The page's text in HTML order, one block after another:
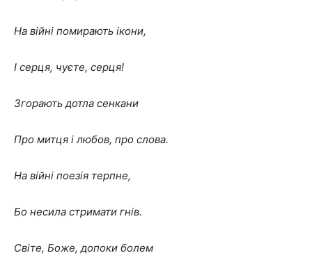
На війні помирають ікони,
І серця, чуєте, серця!
Згорають дотла сенкани
Про митця і любов, про слова.
На війні поезія терпне,
Бо несила стримати гнів.
Світе, Боже, допоки болем